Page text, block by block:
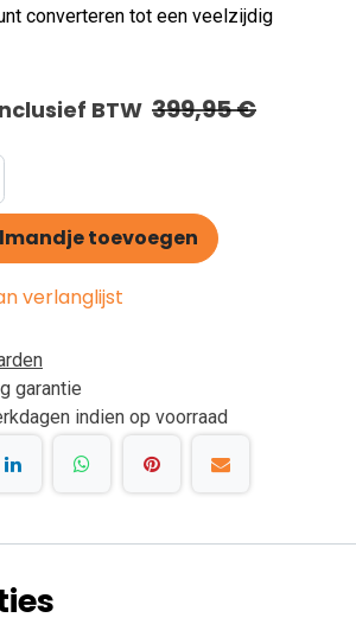
converteren tot een veelzijdig
BTW 399,95€
toevoegen
verlanglijst
garantie
indien op voorraad